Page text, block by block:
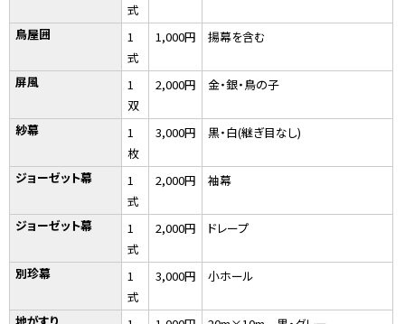
式
鳥屋囲
1
式
1,000円 揚幕を含む
屏風
1
双
2,000円 金・銀・鳥の子
紗幕
1
枚
3,000円 黒・白(継ぎ目なし)
ジョーゼット幕
1
式
2,000円 袖幕
ジョーゼット幕
1
式
2,000円 ドレープ
別珍幕
1
式
3,000円 小ホール